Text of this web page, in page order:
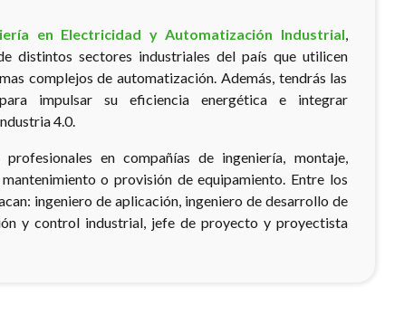
en Electricidad y Automatización Industrial
distintos sectores industriales del país que utilicen
complejos de automatización. Además, tendrás las
impulsar su eficiencia energética e integrar
4.0.
en compañías de ingeniería, montaje,
o provisión de equipamiento. Entre los
ingeniero de aplicación, ingeniero de desarrollo de
y control industrial, jefe de proyecto y proyectista